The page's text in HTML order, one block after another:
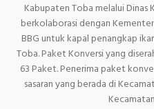
Kabupaten Toba melalui Dinas
berkolaborasi dengan
BBG untuk kapal penangkap
Toba. Paket Konversi yang
63 Paket. Penerima paket
sasaran yang berada di